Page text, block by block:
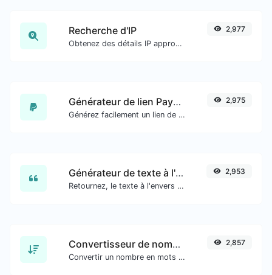
Recherche d'IP
Obtenez des détails IP approximatifs.
2,977
Générateur de lien PayPal
Générez facilement un lien de paiement PayPal.
2,975
Générateur de texte à l'envers
Retournez, le texte à l'envers avec facilité.
2,953
Convertisseur de nombres en mots
Convertir un nombre en mots écrits, épelés.
2,857